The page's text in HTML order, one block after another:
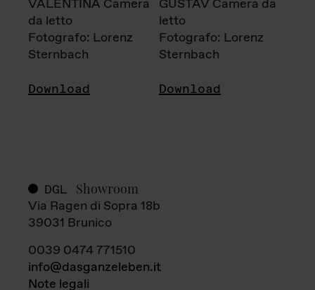
VALENTINA Camera
da letto
Fotografo: Lorenz
Sternbach
Download
GUSTAV Camera da
letto
Fotografo: Lorenz
Sternbach
Download
DGL Showroom
Via Ragen di Sopra 18b
39031 Brunico
0039 0474 771510
info@dasganzeleben.it
Note legali